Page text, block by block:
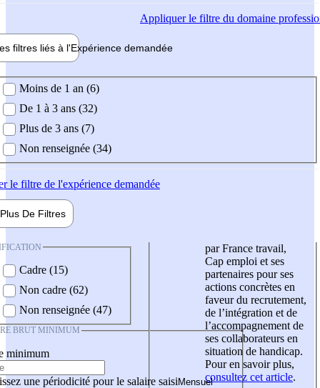
Appliquerle filtre du domaine
filtres liés à l'Expérience demandée
demandée
Moins de 1 an (6)
De 1 à 3 ans (32)
Plus de 3 ans (7)
Non renseignée (34)
le filtre de l'expérience demandée
Plus De Filtres
Cadre (15)
Non cadre (62)
Non renseignée (47)
BRUT MINIMUM
minimum
une périodicité pour le salaire saisi
par France travail,
Cap emploi et ses
partenaires pour ses
actions concrètes en
faveur du recrutement,
de l’intégration et de
l’accompagnement de
ses collaborateurs en
situation de handicap.
Pour en savoir plus,
consultez cet article.